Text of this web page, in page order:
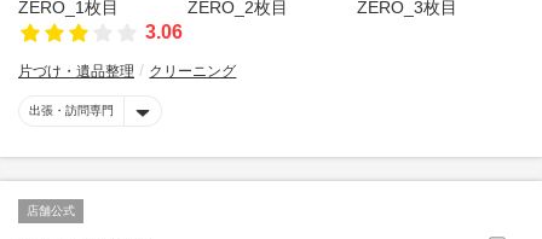
3.06
片づけ・遺品整理 クリーニング
出張・訪問専門
店舗公式